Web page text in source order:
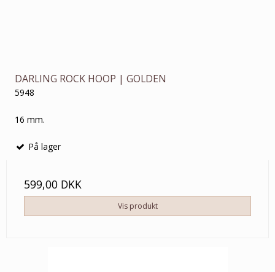
DARLING ROCK HOOP | GOLDEN
5948
16 mm.
På lager
599,00 DKK
Vis produkt